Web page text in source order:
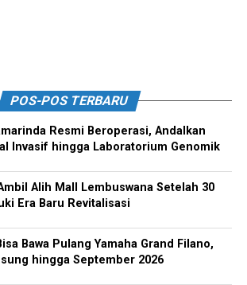
POS-POS TERBARU
Resmi Beroperasi, Andalkan
Invasif hingga Laboratorium Genomik
Alih Mall Lembuswana Setelah 30
Era Baru Revitalisasi
Bawa Pulang Yamaha Grand Filano,
hingga September 2026